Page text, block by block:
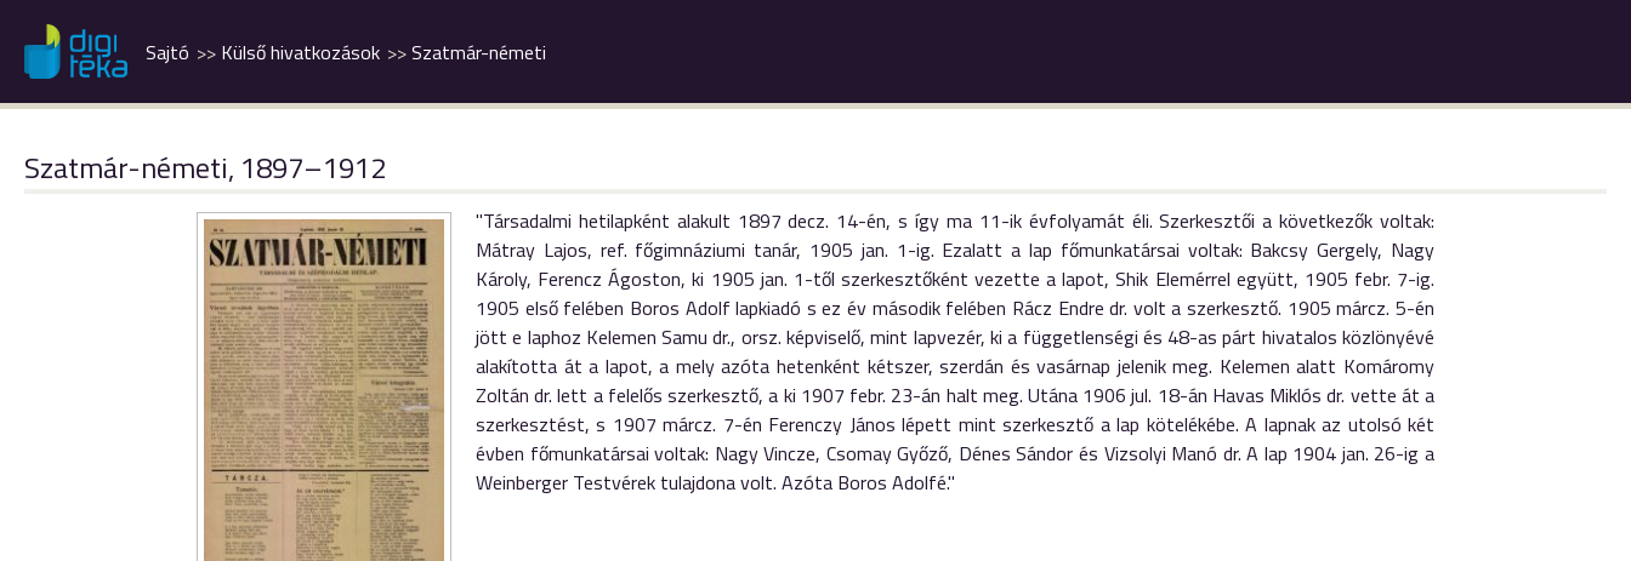
Szatmár-németi
Külső hivatkozások
Sajtó
Szatmár-németi, 1897–1912
"Társadalmi hetilapként alakult 1897 decz. 14-én, s így ma 11-ik évfolyamát éli. Szerkesztői a következők voltak:
Mátray Lajos, ref. főgimnáziumi tanár, 1905 jan. 1-ig. Ezalatt a lap főmunkatársai voltak: Bakcsy Gergely, Nagy
Károly, Ferencz Ágoston, ki 1905 jan. 1-től szerkesztőként vezette a lapot, Shik Elemérrel együtt, 1905 febr. 7-ig.
1905 első felében Boros Adolf lapkiadó s ez év második felében Rácz Endre dr. volt a szerkesztő. 1905 márcz. 5-én
jött e laphoz Kelemen Samu dr., orsz. képviselő, mint lapvezér, ki a függetlenségi és 48-as párt hivatalos közlönyévé
alakította át a lapot, a mely azóta hetenként kétszer, szerdán és vasárnap jelenik meg. Kelemen alatt Komáromy
Zoltán dr. lett a felelős szerkesztő, a ki 1907 febr. 23-án halt meg. Utána 1906 jul. 18-án Havas Miklós dr. vette át a
szerkesztést, s 1907 márcz. 7-én Ferenczy János lépett mint szerkesztő a lap kötelékébe. A lapnak az utolsó két
évben főmunkatársai voltak: Nagy Vincze, Csomay Győző, Dénes Sándor és Vizsolyi Manó dr. A lap 1904 jan. 26-ig a
Weinberger Testvérek tulajdona volt. Azóta Boros Adolfé."